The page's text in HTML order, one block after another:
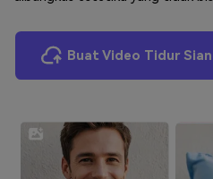
Buat Video Tidur